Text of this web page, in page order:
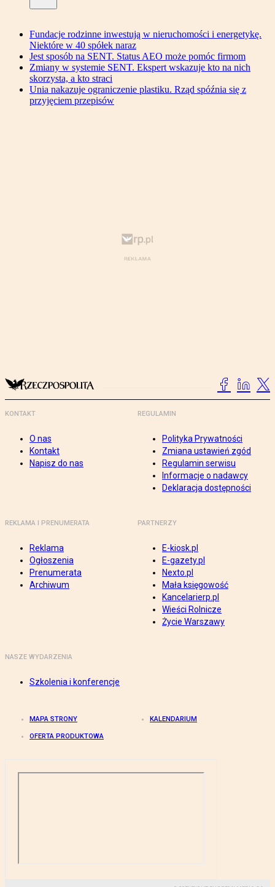
Fundacje rodzinne inwestują w nieruchomości i energetykę.
Niektóre w 40 spółek naraz
Jest sposób na SENT. Status AEO może pomóc firmom
Zmiany w systemie SENT. Ekspert wskazuje kto na nich
skorzysta, a kto straci
Unia nakazuje ograniczenie plastiku. Rząd spóźnia się z
przyjęciem przepisów
KONTAKT
O nas
Kontakt
Napisz do nas
REGULAMIN
Polityka Prywatności
Zmiana ustawień zgód
Regulamin serwisu
Informacje o nadawcy
Deklaracja dostępności
REKLAMA I PRENUMERATA
Reklama
Ogłoszenia
Prenumerata
Archiwum
PARTNERZY
E-kiosk.pl
E-gazety.pl
Nexto.pl
Mała księgowość
Kancelarierp.pl
Wieści Rolnicze
Życie Warszawy
NASZE WYDARZENIA
Szkolenia i konferencje
MAPA STRONY KALENDARIUM
OFERTA PRODUKTOWA